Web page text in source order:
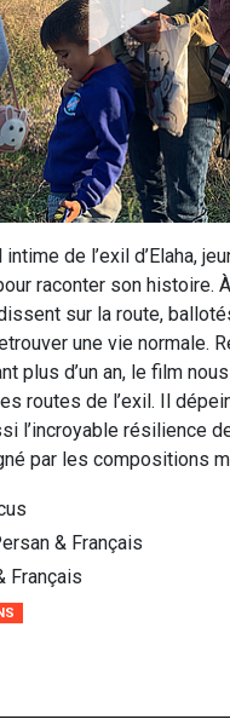
de l’exil d’Elaha,
raconter son histoire.
sur la route,
une vie normale.
plus d’un an, le film
routes de l’exil. Il
l’incroyable résilience
par les compositions
& Français
Français